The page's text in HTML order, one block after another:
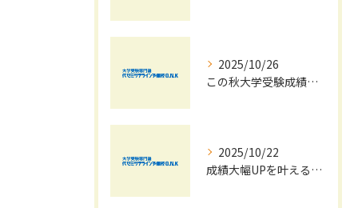
2025/10/26
この秋大学受験成績大幅UPの秘訣
2025/10/22
成績大幅UPを叶える秋の効率学習法